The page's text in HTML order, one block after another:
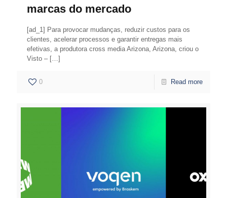
marcas do mercado
[ad_1] Para provocar mudanças, reduzir custos para os
clientes, acelerar processos e garantir entregas mais
efetivas, a produtora cross media Arizona, Arizona, criou o
Visto –[…]
0 Read more